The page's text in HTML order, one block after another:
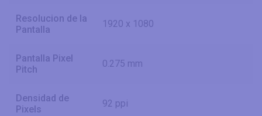
Resolucion de la
Pantalla
1920 x 1080
Pantalla Pixel
Pitch
0.275 mm
Densidad de
Pixels
92 ppi